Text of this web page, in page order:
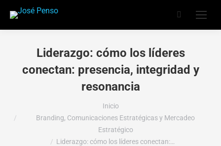
Buscar:
Liderazgo: cómo los líderes
conectan: presencia, integridad y
resonancia
Inicio
Branding, Comunicaciones Estratégicas y Mercadeo
Estratégico
Liderazgo: cómo los líderes conectan:…